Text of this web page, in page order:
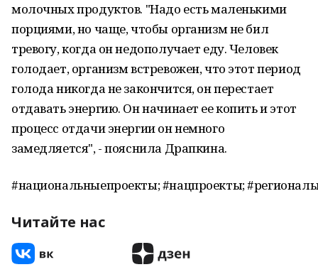
молочных продуктов. "Надо есть маленькими
порциями, но чаще, чтобы организм не бил
тревогу, когда он недополучает еду. Человек
голодает, организм встревожен, что этот период
голода никогда не закончится, он перестает
отдавать энергию. Он начинает ее копить и этот
процесс отдачи энергии он немного
замедляется", - пояснила Драпкина.
#национальныепроекты; #нацпроекты;
Читайте нас